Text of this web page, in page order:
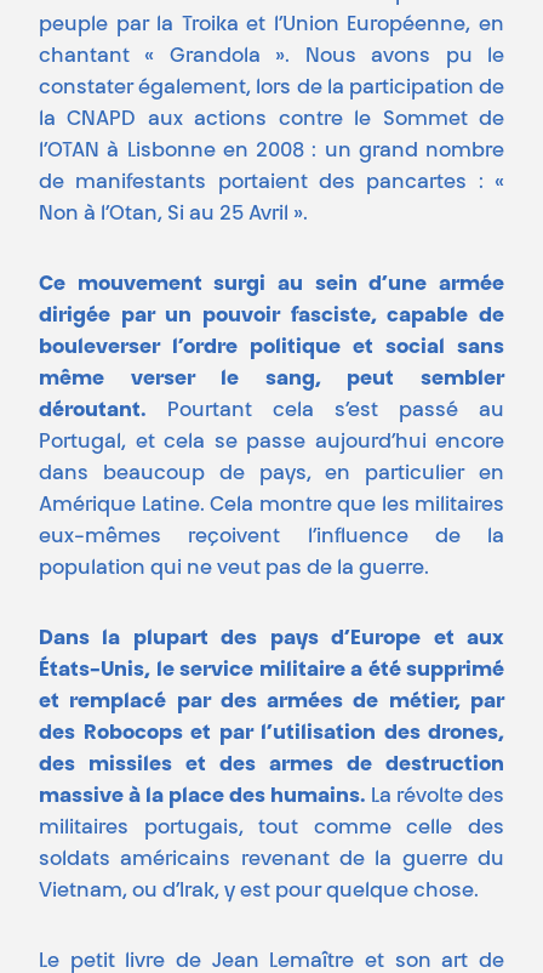
peuple par la Troika et l’Union Européenne, en
chantant « Grandola ». Nous avons pu le
constater également, lors de la participation de
la CNAPD aux actions contre le Sommet de
l’OTAN à Lisbonne en 2008 : un grand nombre
de manifestants portaient des pancartes : «
Non à l’Otan, Si au 25 Avril ».
Ce mouvement surgi au sein d’une armée
dirigée par un pouvoir fasciste, capable de
bouleverser l’ordre politique et social sans
même verser le sang, peut sembler
déroutant. Pourtant cela s’est passé au
Portugal, et cela se passe aujourd’hui encore
dans beaucoup de pays, en particulier en
Amérique Latine. Cela montre que les militaires
eux-mêmes reçoivent l’influence de la
population qui ne veut pas de la guerre.
Dans la plupart des pays d’Europe et aux
États-Unis, le service militaire a été supprimé
et remplacé par des armées de métier, par
des Robocops et par l’utilisation des drones,
des missiles et des armes de destruction
massive à la place des humains. La révolte des
militaires portugais, tout comme celle des
soldats américains revenant de la guerre du
Vietnam, ou d’Irak, y est pour quelque chose.
Le petit livre de Jean Lemaître et son art de